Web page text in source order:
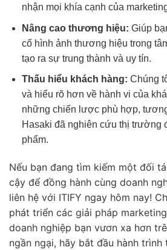
nhận mọi khía cạnh của
Nâng cao thương hiệu: Giúp
cố hình ảnh thương hiệu trong
tạo ra sự trung thành và uy tín.
Thấu hiểu khách hàng: Chúng
và hiểu rõ hơn về hành vi của
những chiến lược phù hợp,
Hasaki đã nghiên cứu thị trường
phẩm.
Nếu bạn đang tìm kiếm một đối
cậy để đồng hành cùng doanh
liên hệ với ITIFY ngay hôm nay!
phát triển các giải pháp
doanh nghiệp bạn vươn xa hơn
ngần ngại, hãy bắt đầu hành trình